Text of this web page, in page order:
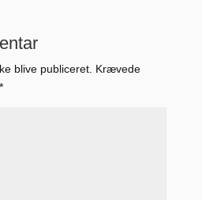
blive publiceret. Krævede
*